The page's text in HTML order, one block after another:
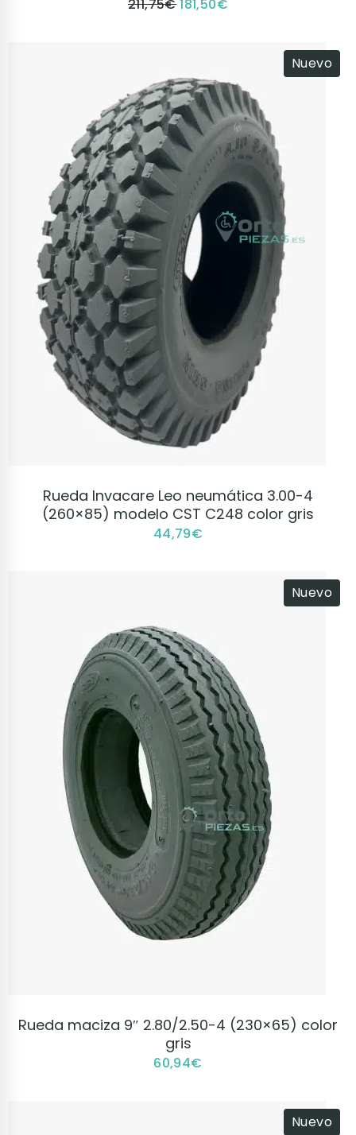
211,75€181,50€
Nuevo
VER PRODUCTO
Rueda Invacare Leo neumática 3.00-4
(260×85) modelo CST C248 color gris
44,79€
Nuevo
VER PRODUCTO
Rueda maciza 9″ 2.80/2.50-4 (230×65) color
gris
60,94€
Nuevo